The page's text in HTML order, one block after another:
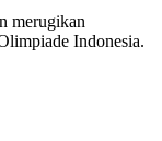
merugikan
Indonesia.